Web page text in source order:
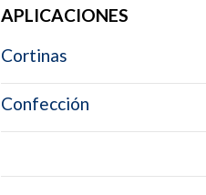
APLICACIONES
Cortinas
Confección